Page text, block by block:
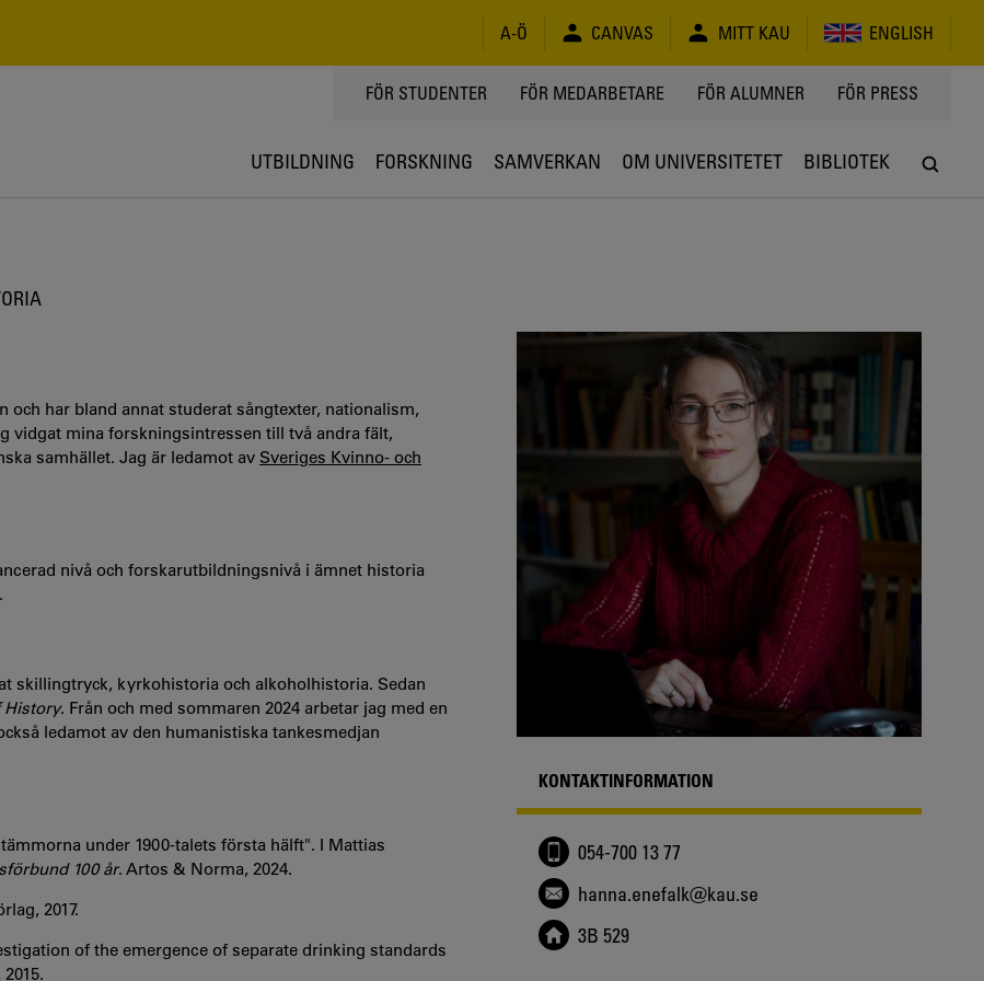
A-Ö CANVAS MITT KAU ENGLISH
TOPPMENY
FÖR STUDENTER FÖR MEDARBETARE FÖR ALUMNER FÖR PRESS
UTBILDNING FORSKNING SAMVERKAN OM UNIVERSITETET BIBLIOTEK
och har bland annat studerat sångtexter, nationalism,
vidgat mina forskningsintressen till två andra fält,
samhället. Jag är ledamot av Sveriges Kvinno- och
nivå och forskarutbildningsnivå i ämnet historia
skillingtryck, kyrkohistoria och alkoholhistoria. Sedan
History. Från och med sommaren 2024 arbetar jag med en
ledamot av den humanistiska tankesmedjan
under 1900-talets första hälft". I Mattias
100 år. Artos & Norma, 2024.
2017.
of the emergence of separate drinking standards
KONTAKTINFORMATION
054-700 13 77
hanna.enefalk@kau.se
3B 529